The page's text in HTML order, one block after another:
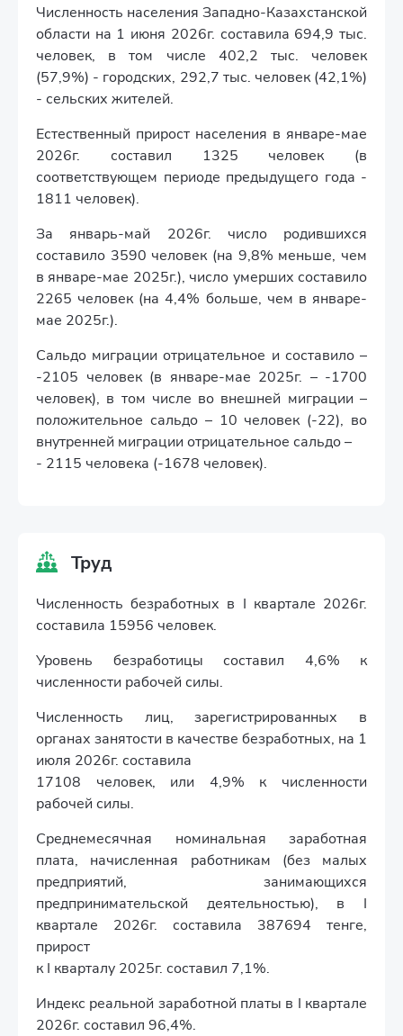
Численность населения Западно-Казахстанской
области на 1 июня 2026г. составила 694,9 тыс.
человек, в том числе 402,2 тыс. человек
(57,9%) - городских, 292,7 тыс. человек (42,1%)
- сельских жителей.
Естественный прирост населения в январе-мае
2026г. составил 1325 человек (в
соответствующем периоде предыдущего года -
1811 человек).
За январь-май 2026г. число родившихся
составило 3590 человек (на 9,8% меньше, чем
в январе-мае 2025г.), число умерших составило
2265 человек (на 4,4% больше, чем в январе-
мае 2025г.).
Сальдо миграции отрицательное и составило –
-2105 человек (в январе-мае 2025г. – -1700
человек), в том числе во внешней миграции –
положительное сальдо – 10 человек (-22), во
внутренней миграции отрицательное сальдо –
- 2115 человека (-1678 человек).
Труд
Численность безработных в I квартале 2026г.
составила 15956 человек.
Уровень безработицы составил 4,6% к
численности рабочей силы.
Численность лиц, зарегистрированных в
органах занятости в качестве безработных, на 1
июля 2026г. составила
17108 человек, или 4,9% к численности
рабочей силы.
Среднемесячная номинальная заработная
плата, начисленная работникам (без малых
предприятий, занимающихся
предпринимательской деятельностью), в I
квартале 2026г. составила 387694 тенге,
прирост
к I кварталу 2025г. составил 7,1%.
Индекс реальной заработной платы в I квартале
2026г. составил 96,4%.